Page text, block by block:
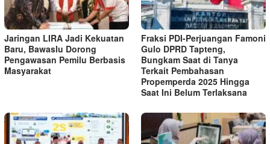
Jaringan LIRA Jadi Kekuatan
Baru, Bawaslu Dorong
Pengawasan Pemilu Berbasis
Masyarakat
Fraksi PDI-Perjuangan Famoni
Gulo DPRD Tapteng,
Bungkam Saat di Tanya
Terkait Pembahasan
Propemperda 2025 Hingga
Saat Ini Belum Terlaksana